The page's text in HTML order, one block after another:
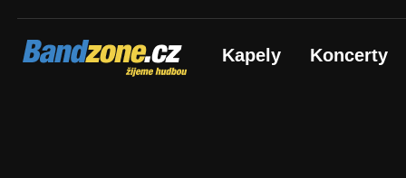
Bandzone.cz
žijeme hudbou Kapely Koncerty